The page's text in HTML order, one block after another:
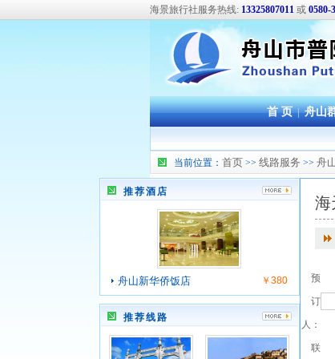
海景旅行社服务热线: 13325807011 或 0580-
首 页 | 舟山
当前位置： 首页 >> 线路服务 >> 舟
推荐酒店
舟山新华侨饭店 ￥380
推荐线路
海
预
订
人：
联